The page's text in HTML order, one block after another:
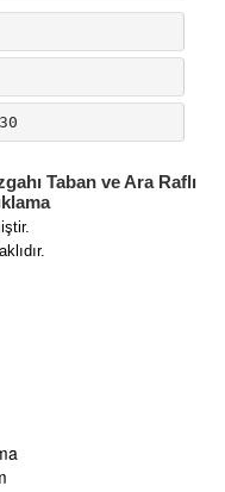
Taban ve Ara Raflı